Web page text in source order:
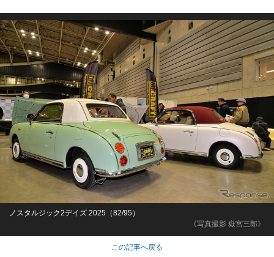
《写真撮影 嶽宮三郎》
ノスタルジック2デイズ 2025（82/95）
この記事へ戻る